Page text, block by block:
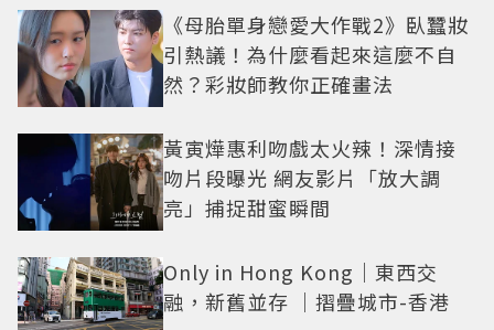
《母胎單身戀愛大作戰2》臥蠶妝
引熱議！為什麼看起來這麼不自
然？彩妝師教你正確畫法
黃寅燁惠利吻戲太火辣！深情接
吻片段曝光 網友影片「放大調
亮」捕捉甜蜜瞬間
Only in Hong Kong｜東西交
融，新舊並存 ｜摺疊城市-香港